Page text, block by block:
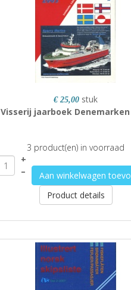
€ 25,00 stuk
Visserij jaarboek Denemarken
3 product(en) in voorraad
+
–
Aan winkelwagen
Product details